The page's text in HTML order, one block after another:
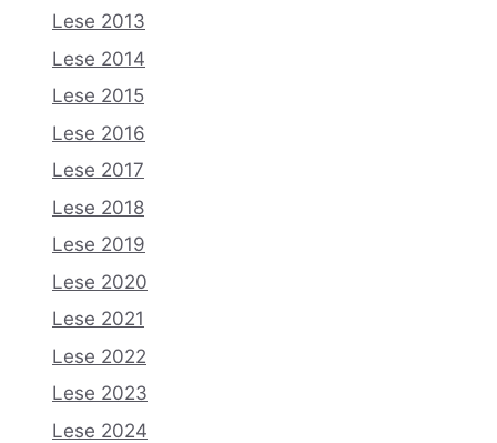
Lese 2013
Lese 2014
Lese 2015
Lese 2016
Lese 2017
Lese 2018
Lese 2019
Lese 2020
Lese 2021
Lese 2022
Lese 2023
Lese 2024